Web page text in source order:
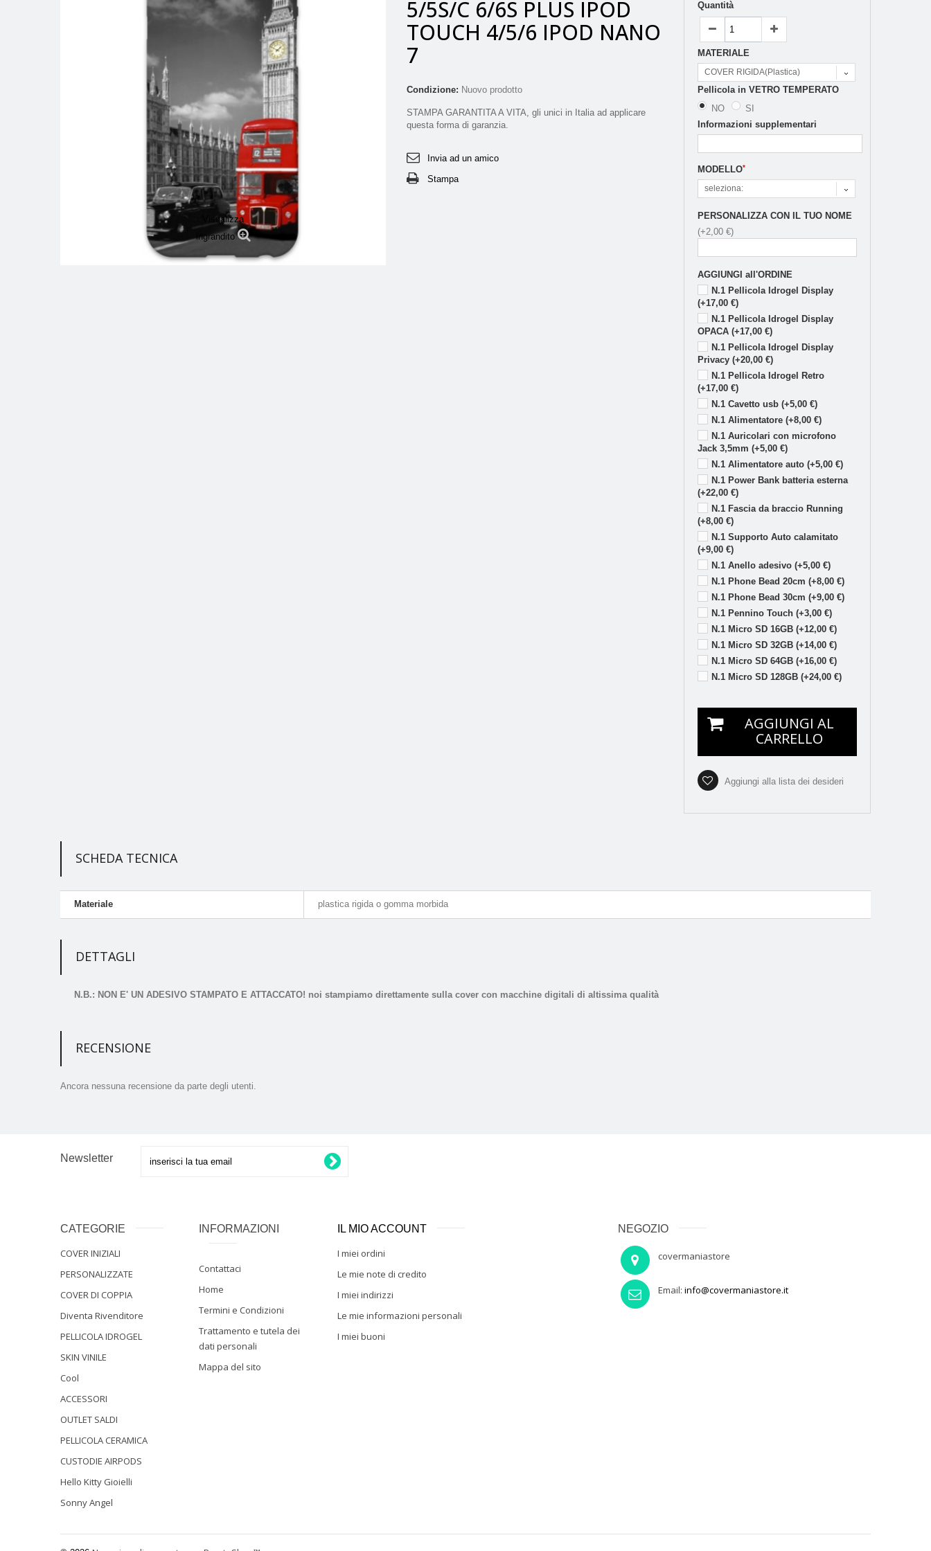
Visualizza
ingrandito
5/5S/C 6/6S PLUS IPOD
TOUCH 4/5/6 IPOD NANO
7
Condizione: Nuovo prodotto
STAMPA GARANTITA A VITA, gli unici in Italia ad applicare
questa forma di garanzia.
Invia ad un amico
Stampa
Quantità
MATERIALE
COVER RIGIDA(Plastica)
Pellicola in VETRO TEMPERATO
NO
SI
Informazioni supplementari
MODELLO*
seleziona:
PERSONALIZZA CON IL TUO NOME
(+2,00 €)
AGGIUNGI all'ORDINE
N.1 Pellicola Idrogel Display
(+17,00 €)
N.1 Pellicola Idrogel Display
OPACA (+17,00 €)
N.1 Pellicola Idrogel Display
Privacy (+20,00 €)
N.1 Pellicola Idrogel Retro
(+17,00 €)
N.1 Cavetto usb (+5,00 €)
N.1 Alimentatore (+8,00 €)
N.1 Auricolari con microfono
Jack 3,5mm (+5,00 €)
N.1 Alimentatore auto (+5,00 €)
N.1 Power Bank batteria esterna
(+22,00 €)
N.1 Fascia da braccio Running
(+8,00 €)
N.1 Supporto Auto calamitato
(+9,00 €)
N.1 Anello adesivo (+5,00 €)
N.1 Phone Bead 20cm (+8,00 €)
N.1 Phone Bead 30cm (+9,00 €)
N.1 Pennino Touch (+3,00 €)
N.1 Micro SD 16GB (+12,00 €)
N.1 Micro SD 32GB (+14,00 €)
N.1 Micro SD 64GB (+16,00 €)
N.1 Micro SD 128GB (+24,00 €)
AGGIUNGI AL
CARRELLO
Aggiungi alla lista dei desideri
SCHEDA TECNICA
Materiale plastica rigida o gomma morbida
DETTAGLI
N.B.: NON E' UN ADESIVO STAMPATO E ATTACCATO! noi stampiamo direttamente sulla cover con macchine digitali di altissima qualità
RECENSIONE
Ancora nessuna recensione da parte degli utenti.
Newsletter
CATEGORIE
COVER INIZIALI
PERSONALIZZATE
COVER DI COPPIA
Diventa Rivenditore
PELLICOLA IDROGEL
SKIN VINILE
Cool
ACCESSORI
OUTLET SALDI
PELLICOLA CERAMICA
CUSTODIE AIRPODS
Hello Kitty Gioielli
Sonny Angel
INFORMAZIONI
Contattaci
Home
Termini e Condizioni
Trattamento e tutela dei
dati personali
Mappa del sito
IL MIO ACCOUNT
I miei ordini
Le mie note di credito
I miei indirizzi
Le mie informazioni personali
I miei buoni
NEGOZIO
covermaniastore
Email: info@covermaniastore.it